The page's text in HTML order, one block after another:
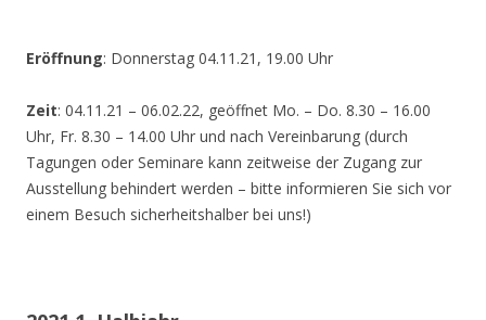
Eröffnung: Donnerstag 04.11.21, 19.00 Uhr
Zeit: 04.11.21 – 06.02.22, geöffnet Mo. – Do. 8.30 – 16.00
Uhr, Fr. 8.30 – 14.00 Uhr und nach Vereinbarung (durch
Tagungen oder Seminare kann zeitweise der Zugang zur
Ausstellung behindert werden – bitte informieren Sie sich vor
einem Besuch sicherheitshalber bei uns!)